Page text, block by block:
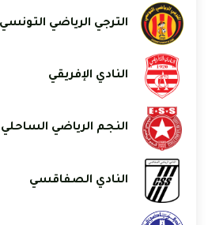
الترجي الرياضي التونسي
النادي الإفريقي
النجم الرياضي الساحلي
النادي الصفاقسي